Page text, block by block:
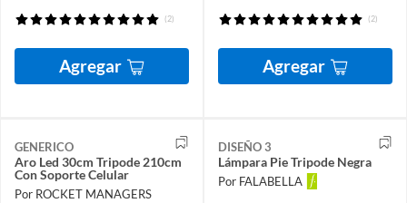
(2)
Agregar
(2)
Agregar
GENERICO
Aro Led 30cm Tripode 210cm
Con Soporte Celular
Por ROCKET MANAGERS
DISEÑO 3
Lámpara Pie Tripode Negra
Por FALABELLA